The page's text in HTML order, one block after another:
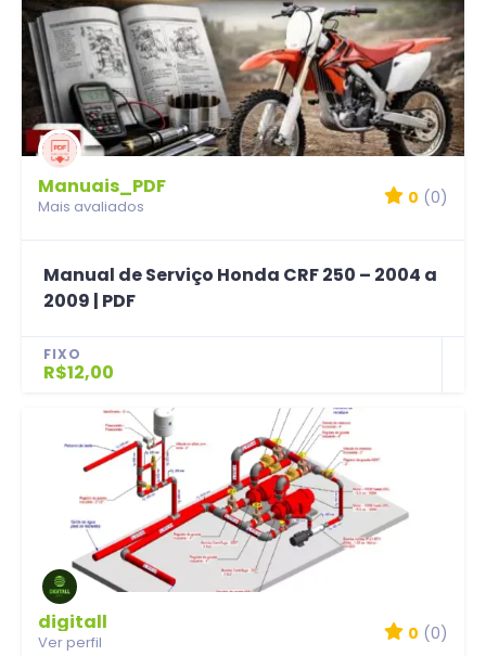
Manuais_PDF
Mais avaliados 0 (0)
Manual de Serviço Honda CRF 250 – 2004 a
2009 | PDF
FIXO
R$12,00
digitall
Ver perfil 0 (0)